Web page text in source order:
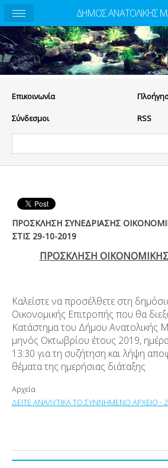
Eπικοινωνία
Σύνδεσμοι RSS
ΠΡΟΣΚΛΗΣΗ ΣΥΝΕΔΡΙΑΣΗΣ
ΣΤΙΣ 29-10-2019
ΠΡΟΣΚΛΗΣΗ
Καλείστε να προσέλθετε στη
Οικονομικής Επιτροπής που θα
Κατάστημα του Δήμου Ανατολικής
μηνός Οκτωβρίου έτους 2019,
13:30 για τη συζήτηση και λήψη
θέματα της ημερήσιας διάταξης
Αρχεία
ΔΕΙΤΕ ΑΝΑΛΥΤΙΚΑ ΤΟ ΣΥΝΝΗΜΕΝΟ ΑΡΧΕΙΟ -
ΔΗΜΟΣ ΑΝΑΤΟΛΙΚΗΣ